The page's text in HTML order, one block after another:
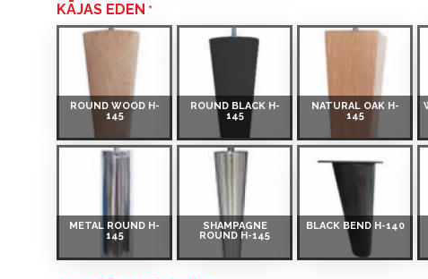
KĀJAS EDEN
ROUND WOOD H-
145
ROUND BLACK H-
145
NATURAL OAK H-
145
METAL ROUND H-
145
SHAMPAGNE
ROUND H-145
BLACK BEND H-140